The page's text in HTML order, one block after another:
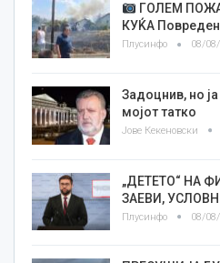
ГОЛЕМ
КУЌА
Плусинфо 08/
Задоцнив, но
мојот татко
Јове Кекеновски
„ДЕТЕТО“ НА
ЗАЕВИ,
Плусинфо 08/